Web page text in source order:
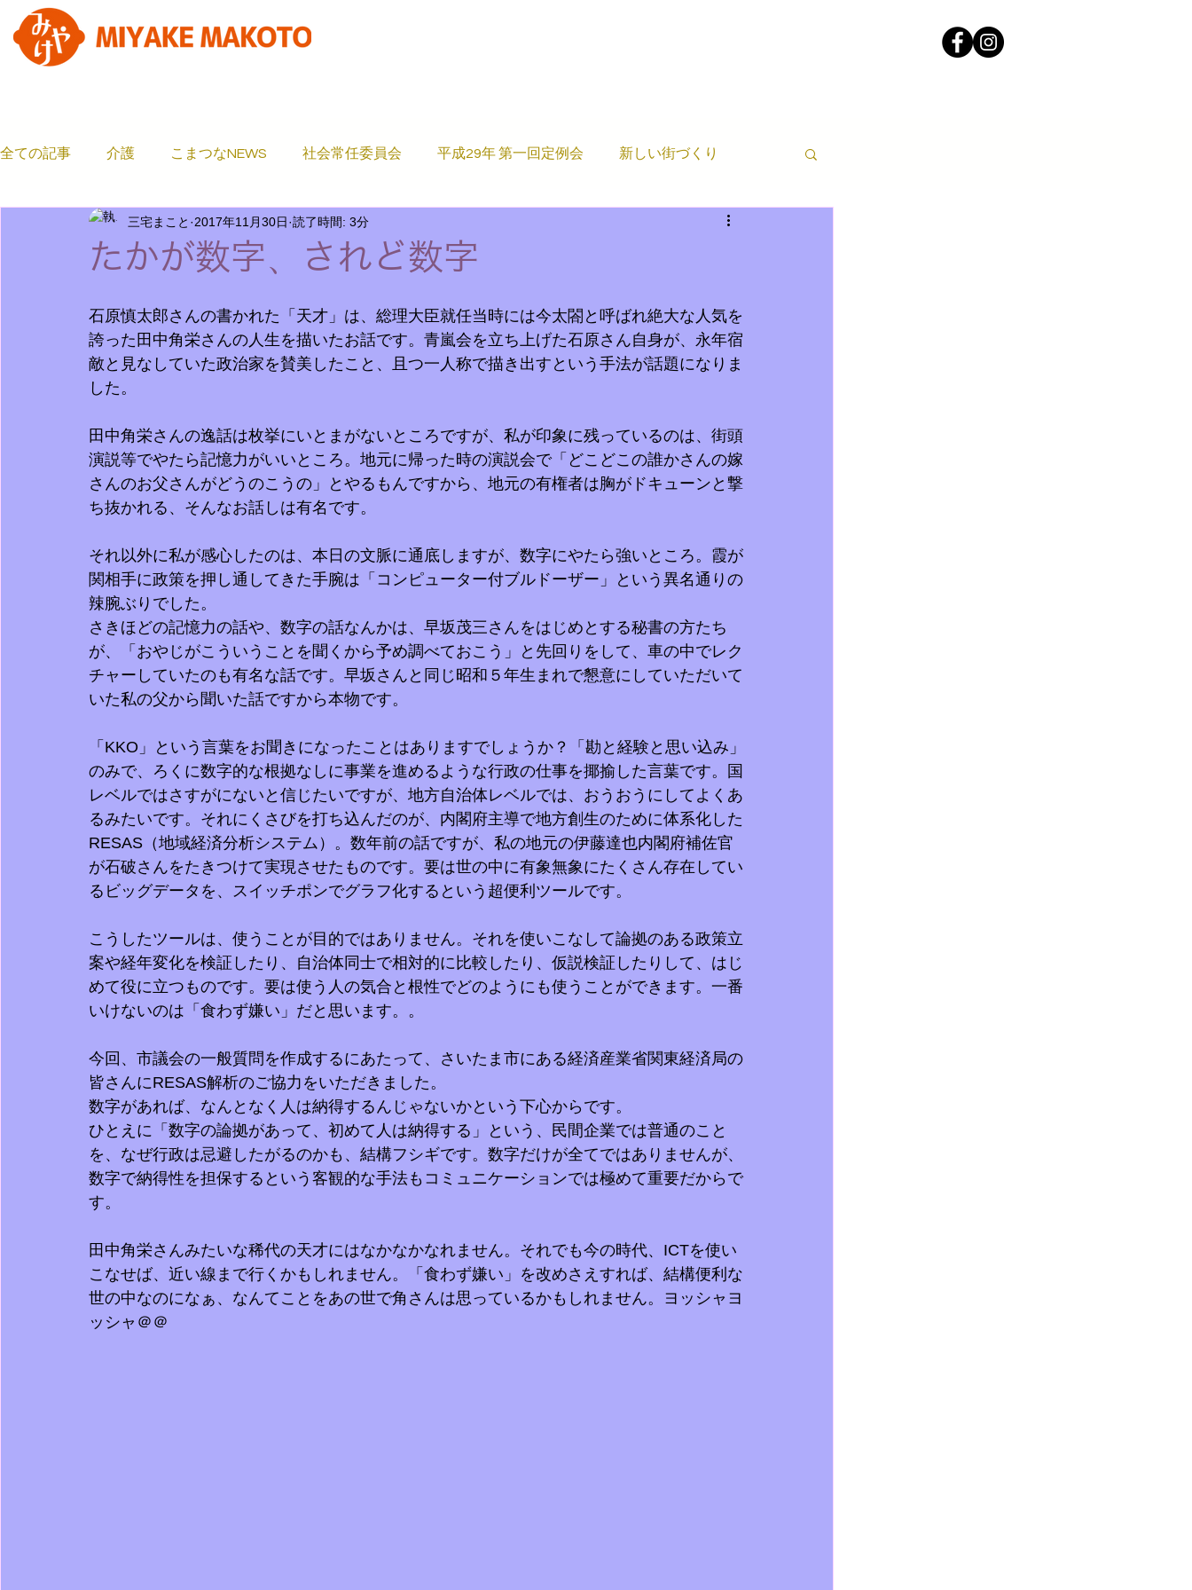
全ての記事 介護 こまつなNEWS 社会常任委員会 平成29年 第一回定例会 新しい街づくり
狛江市基本計画 議員インターン 農業
たかが数字、されど数字
三宅まこと 2017年11月30日 読了時間: 3分
石原慎太郎さんの書かれた「天才」は、総理大臣就任当時には今太閤と呼ばれ絶大な人気を
誇った田中角栄さんの人生を描いたお話です。青嵐会を立ち上げた石原さん自身が、永年宿
敵と見なしていた政治家を賛美したこと、且つ一人称で描き出すという手法が話題になりま
した。
田中角栄さんの逸話は枚挙にいとまがないところですが、私が印象に残っているのは、街頭
演説等でやたら記憶力がいいところ。地元に帰った時の演説会で「どこどこの誰かさんの嫁
さんのお父さんがどうのこうの」とやるもんですから、地元の有権者は胸がドキューンと撃
ち抜かれる、そんなお話しは有名です。
それ以外に私が感心したのは、本日の文脈に通底しますが、数字にやたら強いところ。霞が
関相手に政策を押し通してきた手腕は「コンピューター付ブルドーザー」という異名通りの
辣腕ぶりでした。
さきほどの記憶力の話や、数字の話なんかは、早坂茂三さんをはじめとする秘書の方たち
が、「おやじがこういうことを聞くから予め調べておこう」と先回りをして、車の中でレク
チャーしていたのも有名な話です。早坂さんと同じ昭和５年生まれで懇意にしていただいて
いた私の父から聞いた話ですから本物です。
「KKO」という言葉をお聞きになったことはありますでしょうか？「勘と経験と思い込み」
のみで、ろくに数字的な根拠なしに事業を進めるような行政の仕事を揶揄した言葉です。国
レベルではさすがにないと信じたいですが、地方自治体レベルでは、おうおうにしてよくあ
るみたいです。それにくさびを打ち込んだのが、内閣府主導で地方創生のために体系化した
RESAS（地域経済分析システム）。数年前の話ですが、私の地元の伊藤達也内閣府補佐官
が石破さんをたきつけて実現させたものです。要は世の中に有象無象にたくさん存在してい
るビッグデータを、スイッチポンでグラフ化するという超便利ツールです。
こうしたツールは、使うことが目的ではありません。それを使いこなして論拠のある政策立
案や経年変化を検証したり、自治体同士で相対的に比較したり、仮説検証したりして、はじ
めて役に立つものです。要は使う人の気合と根性でどのようにも使うことができます。一番
いけないのは「食わず嫌い」だと思います。。
今回、市議会の一般質問を作成するにあたって、さいたま市にある経済産業省関東経済局の
皆さんにRESAS解析のご協力をいただきました。
数字があれば、なんとなく人は納得するんじゃないかという下心からです。
ひとえに「数字の論拠があって、初めて人は納得する」という、民間企業では普通のこと
を、なぜ行政は忌避したがるのかも、結構フシギです。数字だけが全てではありませんが、
数字で納得性を担保するという客観的な手法もコミュニケーションでは極めて重要だからで
す。
田中角栄さんみたいな稀代の天才にはなかなかなれません。それでも今の時代、ICTを使い
こなせば、近い線まで行くかもしれません。「食わず嫌い」を改めさえすれば、結構便利な
世の中なのになぁ、なんてことをあの世で角さんは思っているかもしれません。ヨッシャヨ
ッシャ＠＠